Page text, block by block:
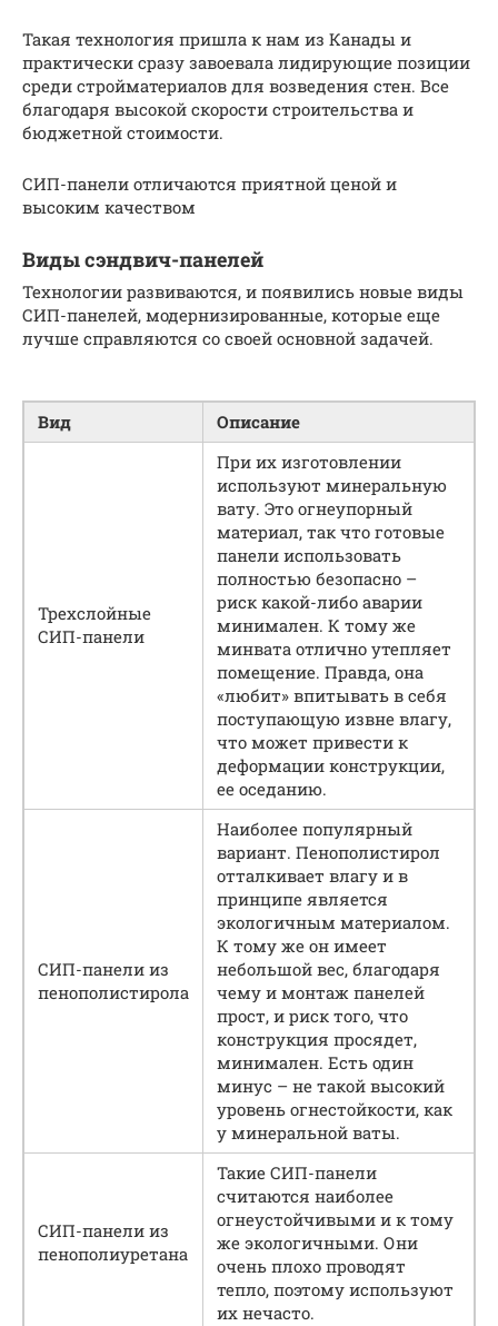
Такая технология пришла к нам из Канады и
практически сразу завоевала лидирующие позиции
среди стройматериалов для возведения стен. Все
благодаря высокой скорости строительства и
бюджетной стоимости.
СИП-панели отличаются приятной ценой и
высоким качеством
Виды сэндвич-панелей
Технологии развиваются, и появились новые виды
СИП-панелей, модернизированные, которые еще
лучше справляются со своей основной задачей.
Вид Описание
Трехслойные
СИП-панели
При их изготовлении
используют минеральную
вату. Это огнеупорный
материал, так что готовые
панели использовать
полностью безопасно –
риск какой-либо аварии
минимален. К тому же
минвата отлично утепляет
помещение. Правда, она
«любит» впитывать в себя
поступающую извне влагу,
что может привести к
деформации конструкции,
ее оседанию.
СИП-панели из
пенополистирола
Наиболее популярный
вариант. Пенополистирол
отталкивает влагу и в
принципе является
экологичным материалом.
К тому же он имеет
небольшой вес, благодаря
чему и монтаж панелей
прост, и риск того, что
конструкция просядет,
минимален. Есть один
минус – не такой высокий
уровень огнестойкости, как
у минеральной ваты.
СИП-панели из
пенополиуретана
Такие СИП-панели
считаются наиболее
огнеустойчивыми и к тому
же экологичными. Они
очень плохо проводят
тепло, поэтому используют
их нечасто.